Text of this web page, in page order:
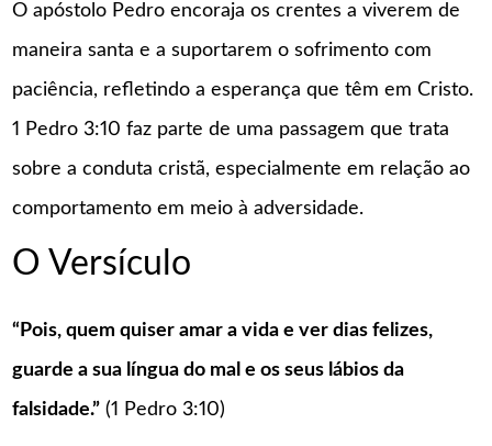
O apóstolo Pedro encoraja os crentes a viverem de
maneira santa e a suportarem o sofrimento com
paciência, refletindo a esperança que têm em Cristo.
1 Pedro 3:10 faz parte de uma passagem que trata
sobre a conduta cristã, especialmente em relação ao
comportamento em meio à adversidade.
O Versículo
“Pois, quem quiser amar a vida e ver dias felizes,
guarde a sua língua do mal e os seus lábios da
falsidade.” (1 Pedro 3:10)